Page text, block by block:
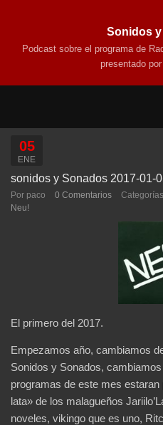
Sonidos
Podcast sobre el programa de
presentado
05
ENE
sonidos y Sonados 2017-01-
Por paco 0 Comentarios
Neu!
El primero del 2017.
Empezamos año, cambiamos
Sonidos y Sonados,
programas de este mes
lata» de los malagueños
noveles, vikingo que es uno,